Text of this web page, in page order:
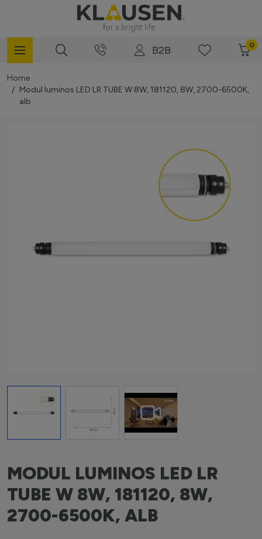
B2B 0
Home
/ Modul luminos LED LR TUBE W 8W, 181120, 8W, 2700-6500K,
alb
View larger imageView larger image
MODUL LUMINOS LED LR
TUBE W 8W, 181120, 8W,
2700-6500K, ALB